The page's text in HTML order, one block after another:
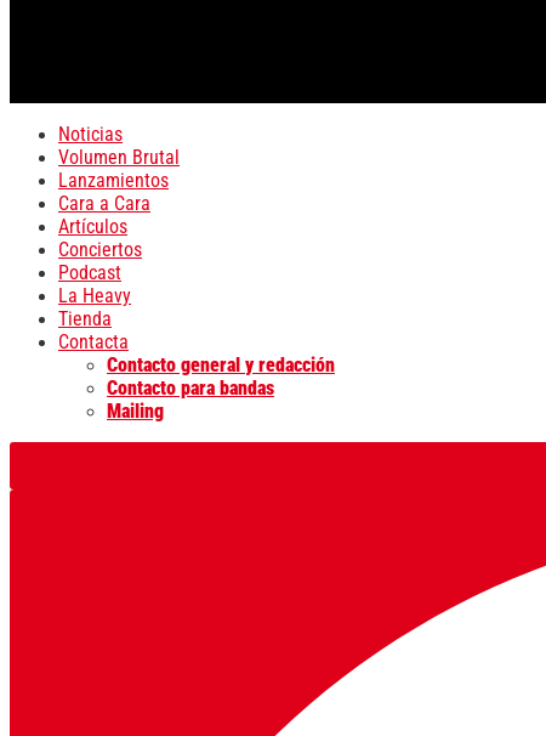
Noticias
Volumen Brutal
Lanzamientos
Cara a Cara
Artículos
Conciertos
Podcast
La Heavy
Tienda
Contacta
Contacto general y redacción
Contacto para bandas
Mailing